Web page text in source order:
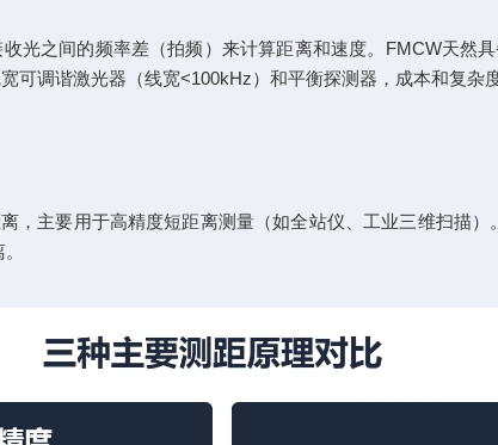
光之间的频率差（拍频）来计算距离和速度。FMCW天然
调谐激光器（线宽<100kHz）和平衡探测器，成本和复杂
，主要用于高精度短距离测量（如全站仪、工业三维扫描